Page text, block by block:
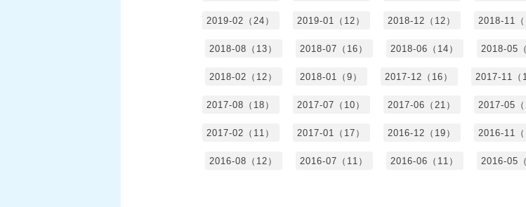
2019-02（24） 2019-01（12） 2018-12（12） 2018-11（
2018-08（13） 2018-07（16） 2018-06（14） 2018-05（
2018-02（12） 2018-01（9） 2017-12（16） 2017-11（
2017-08（18） 2017-07（10） 2017-06（21） 2017-05（
2017-02（11） 2017-01（17） 2016-12（19） 2016-11（
2016-08（12） 2016-07（11） 2016-06（11） 2016-05